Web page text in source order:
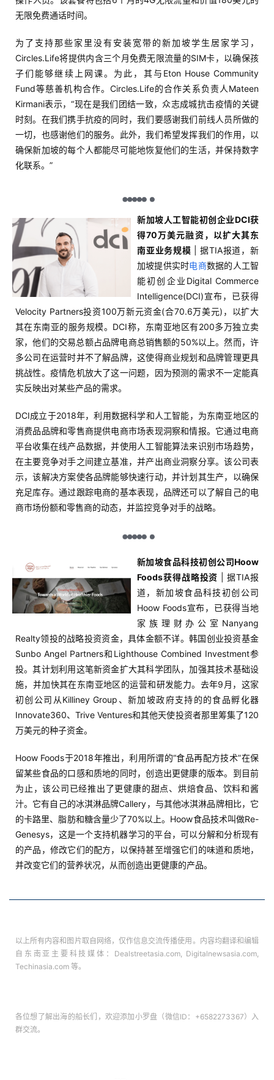
页
推
广
营
享
案
解
无限免费通话时间。
为了支持那些家里没有安装宽带的新加坡学生居家学习，
Circles.Life将提供内含三个月免费无限流量的SIM卡，以确保孩
子们能够继续上网课。为此，其与Eton House Community
Fund等慈善机构合作。Circles.Life的合作关系负责人Mateen
Kirmani表示，“现在是我们团结一致，众志成城抗击疫情的关键
时刻。在我们携手抗疫的同时，我们要感谢我们前线人员所做的
一切，也感谢他们的服务。此外，我们希望发挥我们的作用，以
确保新加坡的每个人都能尽可能地恢复他们的生活，并保持数字
化联系。”
新加坡人工智能初创企业DCI获
得70万美元融资，以扩大其东
南亚业务规模 | 据TIA报道，新
加坡提供实时电商数据的人工智
能初创企业Digital Commerce
Intelligence(DCI)宣布，已获得
Velocity Partners投资100万新元资金(合70.6万美元)，以扩大
其在东南亚的服务规模。DCI称，东南亚地区有200多万独立卖
家，他们的交易总额占品牌电商总销售额的50%以上。然而，许
多公司在运营时并不了解品牌，这使得商业规划和品牌管理更具
挑战性。疫情危机放大了这一问题，因为预测的需求不一定能真
实反映出对某些产品的需求。
DCI成立于2018年，利用数据科学和人工智能，为东南亚地区的
消费品品牌和零售商提供电商市场表现洞察和情报。它通过电商
平台收集在线产品数据，并使用人工智能算法来识别市场趋势，
在主要竞争对手之间建立基准，并产出商业洞察分享。该公司表
示，该解决方案使各品牌能够快速行动，并计划其生产，以确保
充足库存。通过跟踪电商的基本表现，品牌还可以了解自己的电
商市场份额和零售商的动态，并监控竞争对手的战略。
新加坡食品科技初创公司Hoow
Foods获得战略投资 | 据TIA报
道，新加坡食品科技初创公司
Hoow Foods宣布，已获得当地
家族理财办公室Nanyang
Realty领投的战略投资资金，具体金额不详。韩国创业投资基金
Sunbo Angel Partners和Lighthouse Combined Investment参
投。其计划利用这笔新资金扩大其科学团队，加强其技术基础设
施，并加快其在东南亚地区的运营和研发能力。去年9月，这家
初创公司从Killiney Group、新加坡政府支持的的食品孵化器
Innovate360、Trive Ventures和其他天使投资者那里筹集了120
万美元的种子资金。
Hoow Foods于2018年推出，利用所谓的“食品再配方技术”在保
留某些食品的口感和质地的同时，创造出更健康的版本。到目前
为止，该公司已经推出了更健康的甜点、烘焙食品、饮料和酱
汁。它有自己的冰淇淋品牌Callery，与其他冰淇淋品牌相比，它
的卡路里、脂肪和糖含量少了70%以上。Hoow食品技术叫做Re-
Genesys，这是一个支持机器学习的平台，可以分解和分析现有
的产品，修改它们的配方，以保持甚至增强它们的味道和质地，
并改变它们的营养状况，从而创造出更健康的产品。
以上所有内容和图片取自网络，仅作信息交流传播使用。内容均翻译和编辑
自东南亚主要科技媒体：Dealstreetasia.com, Digitalnewsasia.com,
Techinasia.com 等。
各位想了解出海的船长们，欢迎添加小罗盘（微信ID：+6582273367）入
群交流。